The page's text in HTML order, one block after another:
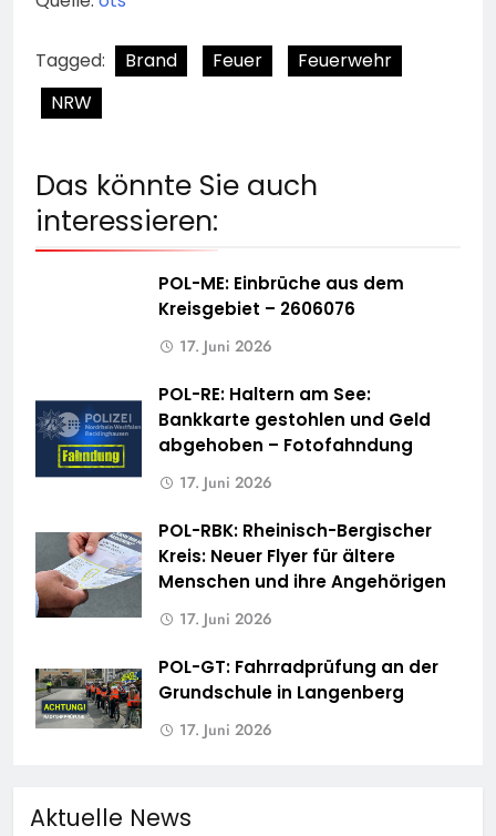
Tagged: Brand Feuer
Feuerwehr
NRW
Das könnte Sie auch
interessieren:
POL-ME: Einbrüche aus dem
Kreisgebiet – 2606076
17. Juni 2026
POL-RE: Haltern am See:
Bankkarte gestohlen und Geld
abgehoben – Fotofahndung
17. Juni 2026
POL-RBK: Rheinisch-Bergischer
Kreis: Neuer Flyer für ältere
Menschen und ihre Angehörigen
17. Juni 2026
POL-GT: Fahrradprüfung an der
Grundschule in Langenberg
17. Juni 2026
Aktuelle News